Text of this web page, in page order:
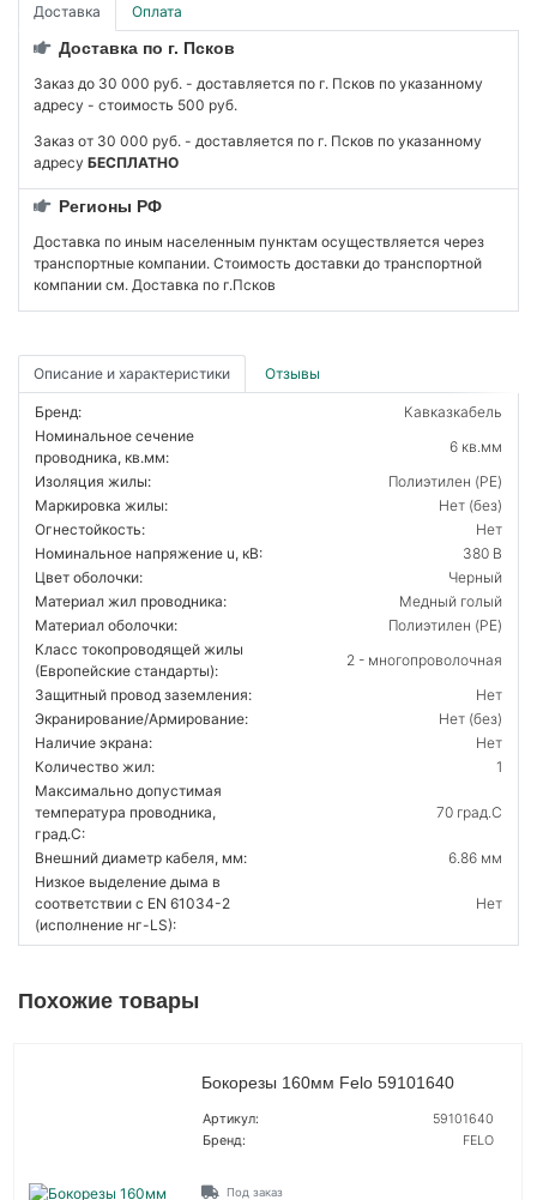
Доставка Оплата
Доставка по г. Псков
Заказ до 30 000 руб. - доставляется по г. Псков по указанному
адресу - стоимость 500 руб.
Заказ от 30 000 руб. - доставляется по г. Псков по указанному
адресу БЕСПЛАТНО
Регионы РФ
Доставка по иным населенным пунктам осуществляется через
транспортные компании. Стоимость доставки до транспортной
компании см. Доставка по г.Псков
Описание и характеристики Отзывы
Бренд:
Кавказкабель
Номинальное сечение
проводника, кв.мм:
6 кв.мм
Изоляция жилы:
Полиэтилен (PE)
Маркировка жилы:
Нет (без)
Огнестойкость:
Нет
Номинальное напряжение u, кВ:
380 В
Цвет оболочки:
Черный
Материал жил проводника:
Медный голый
Материал оболочки:
Полиэтилен (PE)
Класс токопроводящей жилы
(Европейские стандарты):
2 - многопроволочная
Защитный провод заземления:
Нет
Экранирование/Армирование:
Нет (без)
Наличие экрана:
Нет
Количество жил:
1
Максимально допустимая
температура проводника,
град.C:
70 град.C
Внешний диаметр кабеля, мм:
6.86 мм
Низкое выделение дыма в
соответствии с EN 61034-2
(исполнение нг-LS):
Нет
Похожие товары
Бокорезы 160мм Felo 59101640
Артикул:
59101640
Бренд:
FELO
Под заказ